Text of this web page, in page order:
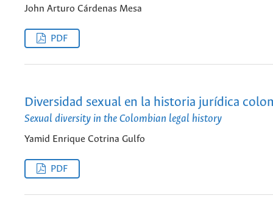
John Arturo Cárdenas Mesa
PDF
Diversidad sexual en la historia jurídica
Sexual diversity in the Colombian legal history
Yamid Enrique Cotrina Gulfo
PDF